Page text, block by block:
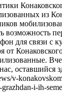
из
возможность
для связи с
от
оставшийся
v-
i-ih-